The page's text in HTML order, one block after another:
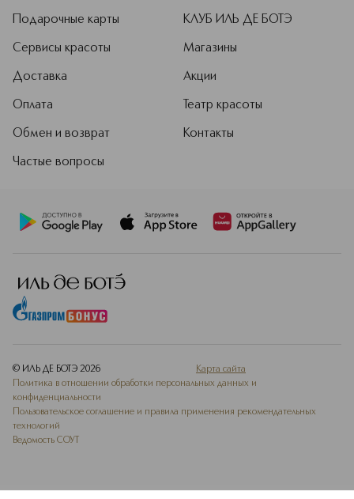
Подарочные карты
Сервисы красоты
Доставка
Оплата
Обмен и возврат
Частые вопросы
КЛУБ ИЛЬ ДЕ БОТЭ
Магазины
Акции
Театр красоты
Контакты
© ИЛЬ ДЕ БОТЭ 2026
Карта сайта
Политика в отношении обработки персональных данных и
конфиденциальности
Пользовательское соглашение и правила применения рекомендательных
технологий
Ведомость СОУТ